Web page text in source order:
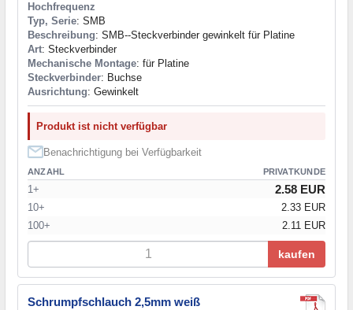
Hochfrequenz
Typ, Serie: SMB
Beschreibung: SMB--Steckverbinder gewinkelt für Platine
Art: Steckverbinder
Mechanische Montage: für Platine
Steckverbinder: Buchse
Ausrichtung: Gewinkelt
Produkt ist nicht verfügbar
Benachrichtigung bei Verfügbarkeit
ANZAHL PRIVATKUNDE
1+ 2.58 EUR
10+
2.33 EUR
100+
2.11 EUR
kaufen
Schrumpfschlauch 2,5mm weiß